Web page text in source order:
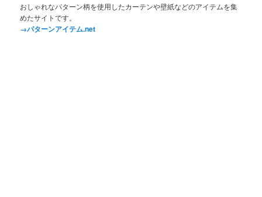
おしゃれなパターン柄を使用したカーテンや壁紙などのアイテムを集
めたサイトです。
→パターンアイテム.net